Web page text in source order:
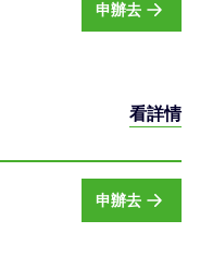
申辦去
看詳情
申辦去